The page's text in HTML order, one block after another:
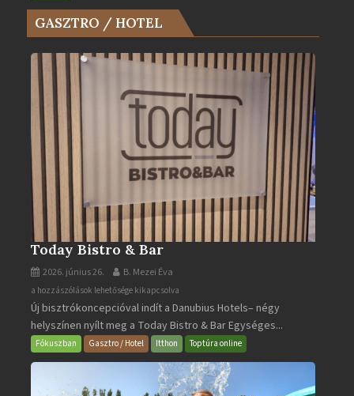
az
Év
bejegyzéshez
GASZTRO / HOTEL
Today Bistro & Bar
2026. június 26. B. Mezei Éva
Today
Bistro
&
Bar
bejegyzéshez
a hozzászólások lehetősége kikapcsolva
Új bisztrókoncepcióval indít a Danubius Hotels– négy
helyszínen nyílt meg a Today Bistro & Bar Egységes...
Fókuszban Gasztro / Hotel Itthon Toptúra online